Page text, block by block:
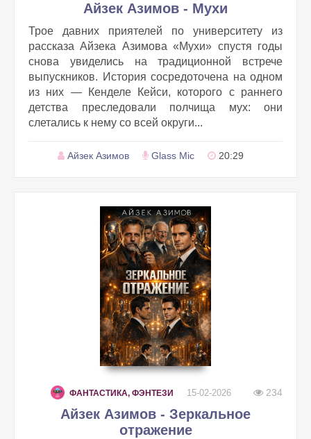
Айзек Азимов - Мухи
Трое давних приятелей по университету из
рассказа Айзека Азимова «Мухи» спустя годы
снова увиделись на традиционной встрече
выпускников. История сосредоточена на одном
из них — Кенделе Кейси, которого с раннего
детства преследовали полчища мух: они
слетались к нему со всей округи...
Айзек Азимов Glass Mic 20:29
ФАНТАСТИКА, ФЭНТЕЗИ 15-02-2026 234
Айзек Азимов - Зеркальное
отражение